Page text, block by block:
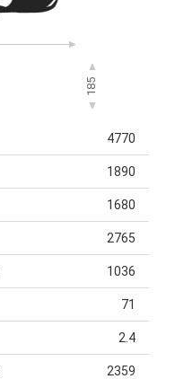
185
4770
1890
1680
2765
1036
71
2.4
2359